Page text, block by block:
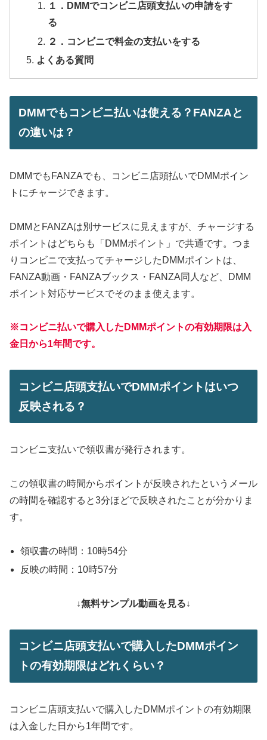
１．DMMでコンビニ店頭支払いの申請をす
る
２．コンビニで料金の支払いをする
よくある質問
DMMでもコンビニ払いは使える？FANZAと
の違いは？
DMMでもFANZAでも、コンビニ店頭払いでDMMポイン
トにチャージできます。
DMMとFANZAは別サービスに見えますが、チャージする
ポイントはどちらも「DMMポイント」で共通です。つま
りコンビニで支払ってチャージしたDMMポイントは、
FANZA動画・FANZAブックス・FANZA同人など、DMM
ポイント対応サービスでそのまま使えます。
※コンビニ払いで購入したDMMポイントの有効期限は入
金日から1年間です。
コンビニ店頭支払いでDMMポイントはいつ
反映される？
コンビニ支払いで領収書が発行されます。
この領収書の時間からポイントが反映されたというメール
の時間を確認すると3分ほどで反映されたことが分かりま
す。
領収書の時間：10時54分
反映の時間：10時57分
↓無料サンプル動画を見る↓
コンビニ店頭支払いで購入したDMMポイン
トの有効期限はどれくらい？
コンビニ店頭支払いで購入したDMMポイントの有効期限
は入金した日から1年間です。